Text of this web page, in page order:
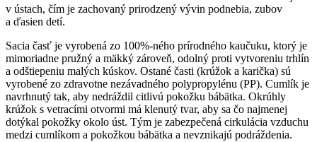
v ústach, čím je zachovaný prirodzený vývin podnebia, zubov
a ďasien detí.
Sacia časť je vyrobená zo 100%-ného prírodného kaučuku, ktorý je
mimoriadne pružný a mäkký zároveň, odolný proti vytvoreniu trhlín
a odštiepeniu malých kúskov. Ostané časti (krúžok a karička) sú
vyrobené zo zdravotne nezávadného polypropylénu (PP). Cumlík je
navrhnutý tak, aby nedráždil citlivú pokožku bábätka. Okrúhly
krúžok s vetracími otvormi má klenutý tvar, aby sa čo najmenej
dotýkal pokožky okolo úst. Tým je zabezpečená cirkulácia vzduchu
medzi cumlíkom a pokožkou bábätka a nevznikajú podráždenia.